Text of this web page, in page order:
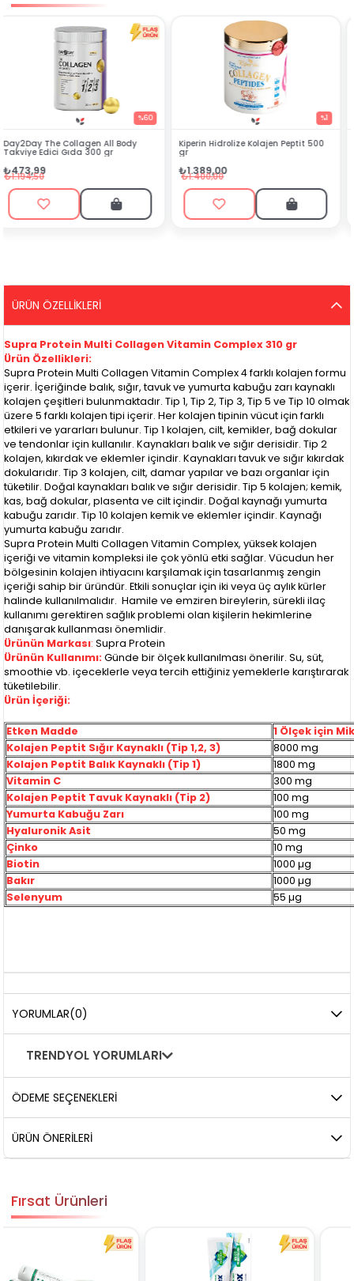
Kiperin Hidrolize Kolajen Peptit 500
gr
₺1.389,00
₺1.400,00
Nutraxin Beauty Collagen Gold
Quauty 30 Saşe
₺717,99
₺1.899,99
ÜRÜN ÖZELLIKLERI
Supra Protein Multi Collagen Vitamin Complex 310 gr
Ürün Özellikleri:
Supra Protein Multi Collagen Vitamin Complex 4 farklı kolajen formu
içerir. İçeriğinde balık, sığır, tavuk ve yumurta kabuğu zarı kaynaklı
kolajen çeşitleri bulunmaktadır. Tip 1, Tip 2, Tip 3, Tip 5 ve Tip 10 olmak
üzere 5 farklı kolajen tipi içerir. Her kolajen tipinin vücut için farklı
etkileri ve yararları bulunur. Tip 1 kolajen, cilt, kemikler, bağ dokular
ve tendonlar için kullanılır. Kaynakları balık ve sığır derisidir. Tip 2
kolajen, kıkırdak ve eklemler içindir. Kaynakları tavuk ve sığır kıkırdak
dokularıdır. Tip 3 kolajen, cilt, damar yapılar ve bazı organlar için
tüketilir. Doğal kaynakları balık ve sığır derisidir. Tip 5 kolajen; kemik,
kas, bağ dokular, plasenta ve cilt içindir. Doğal kaynağı yumurta
kabuğu zarıdır. Tip 10 kolajen kemik ve eklemler içindir. Kaynağı
yumurta kabuğu zarıdır.
Supra Protein Multi Collagen Vitamin Complex, yüksek kolajen
içeriği ve vitamin kompleksi ile çok yönlü etki sağlar. Vücudun her
bölgesinin kolajen ihtiyacını karşılamak için tasarlanmış zengin
içeriği sahip bir üründür. Etkili sonuçlar için iki veya üç aylık kürler
halinde kullanılmalıdır. Hamile ve emziren bireylerin, sürekli ilaç
kullanımı gerektiren sağlık problemi olan kişilerin hekimlerine
danışarak kullanması önemlidir.
Ürünün Markası:Supra Protein
Ürünün Kullanımı:Günde bir ölçek kullanılması önerilir. Su, süt,
smoothie vb. içeceklerle veya tercih ettiğiniz yemeklerle karıştırarak
tüketilebilir.
Ürün İçeriği:
Etken Madde
1 Ölçek için
Kolajen Peptit Sığır Kaynaklı (Tip 1,2, 3)
8000 mg
Kolajen Peptit Balık Kaynaklı (Tip 1)
1800 mg
Vitamin C
300 mg
Kolajen Peptit Tavuk Kaynaklı (Tip 2)
100 mg
Yumurta Kabuğu Zarı
100 mg
Hyaluronik Asit
50 mg
Çinko
10 mg
Biotin
1000 µg
Bakır
1000 µg
Selenyum
55 µg
YORUMLAR(0)
TRENDYOL YORUMLARI
ÖDEME SEÇENEKLERI
ÜRÜN ÖNERILERI
Fırsat Ürünleri